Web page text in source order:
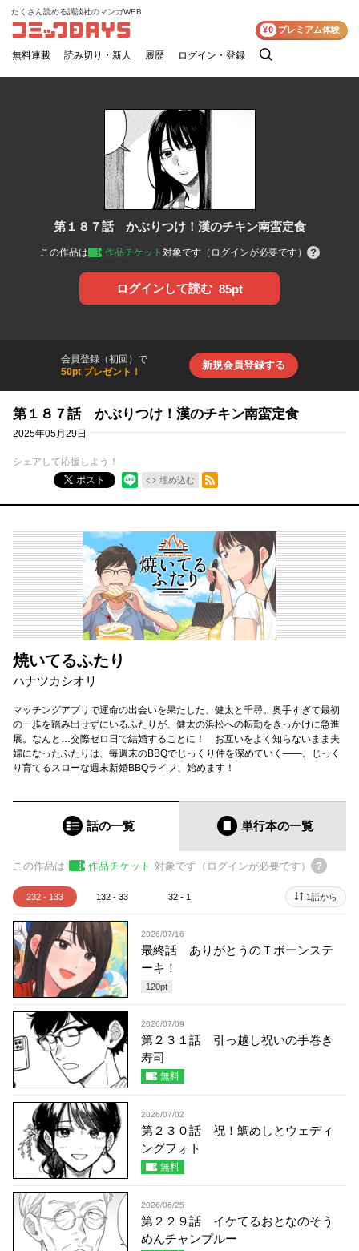
コミックDAYS
たくさん読める講談社のマンガWEB
無料連載 読み切り・新人 履歴 ログイン・登録
検
¥0 プレミアム体験
第１８７話 かぶりつけ！漢のチキン南蛮定食
この作品は 作品チケット 対象です（ログインが必要です）
ログインして読む 85pt
会員登録（初回）で
50pt プレゼント！
新規会員登録する
第１８７話 かぶりつけ！漢のチキン南蛮定食
2025年05月29日
シェアして応援しよう！
ポスト
埋め込む
RSSフィード
焼いてるふたり
ハナツカシオリ
マッチングアプリで運命の出会いを果たした、健太と千尋。奥手すぎて最初
の一歩を踏み出せずにいるふたりが、健太の浜松への転勤をきっかけに急進
展。なんと…交際ゼロ日で結婚することに！ お互いをよく知らないまま夫
婦になったふたりは、毎週末のBBQでじっくり仲を深めていく――。じっく
り育てるスローな週末新婚BBQライフ、始めます！
話の一覧 単行本の一覧
この作品は 作品チケット 対象です（ログインが必要です）
232 - 133 132 - 33 32 - 1 1話から
2026/07/16
最終話 ありがとうのＴボーンステ
ーキ！
120pt
2026/07/09
第２３１話 引っ越し祝いの手巻き
寿司
無料
2026/07/02
第２３０話 祝！鯛めしとウェディ
ングフォト
無料
2026/06/25
第２２９話 イケてるおとなのそう
めんチャンプルー